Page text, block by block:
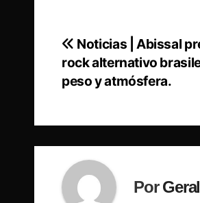
Navegación
de
Noticias | Abissal
rock alternativo
peso y atmósfera.
Por